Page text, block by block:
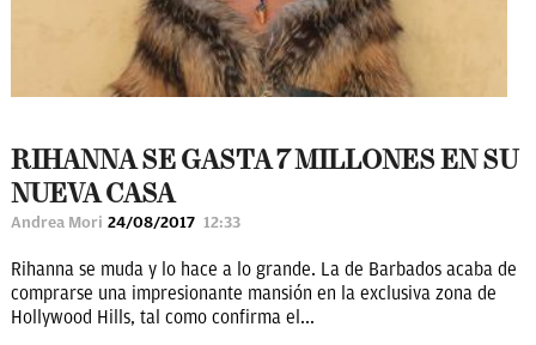
RIHANNA SE GASTA 7 MILLONES EN SU
NUEVA CASA
Andrea Mori 24/08/2017 12:33
Rihanna se muda y lo hace a lo grande. La de Barbados acaba de
comprarse una impresionante mansión en la exclusiva zona de
Hollywood Hills, tal como confirma el...